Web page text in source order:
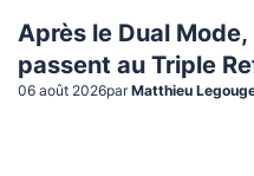
Après le Dual
passent au Triple
06 août 2026par Matthieu